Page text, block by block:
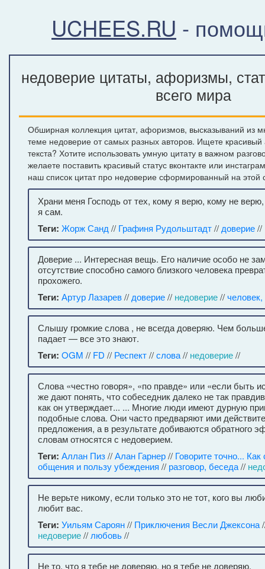
UCHEES.RU -
недоверие цитаты, афоризмы,
всего мира
Обширная коллекция цитат, афоризмов, высказываний из
теме недоверие от самых разных авторов. Ищете
текста? Хотите использовать умную цитату в важном
желаете поставить красивый статус вконтакте или
наш список цитат про недоверие сформированный на этой
Храни меня Господь от тех, кому я верю, кому не верю,
я сам.
Теги: Жорж Санд // Графиня Рудольштадт// доверие//
Доверие ... Интересная вещь. Его наличие особо не
отсутствие способно самого близкого человека
прохожего.
Теги: Артур Лазарев// доверие// недоверие//
Слышу громкие слова , не всегда доверяю. Чем
падает — все это знают.
Теги: OGM // FD // Респект//слова// недоверие//
Слова «честно говоря», «по правде» или «если быть
же дают понять, что собеседник далеко не так
как он утверждает... ... Многие люди имеют дурную
подобные слова. Они часто предваряют ими
предложения, а в результате добиваются обратного
словам относятся с недоверием.
Теги: Аллан Пиз//Алан Гарнер// Говорите точно...
общения и пользу убеждения // разговор, беседа//
Не верьте никому, если только это не тот, кого вы
любит вас.
Теги: Уильям Сароян// Приключения Весли Джексона
недоверие// любовь//
Не то, что я тебе не доверяю, но я тебе не доверяю.